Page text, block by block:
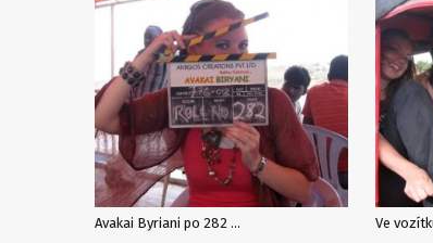
Avakai Byriani po 282 … Ve